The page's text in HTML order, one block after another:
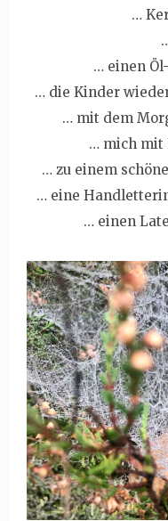
…
… einen
… die Kinder
… mit dem
… mich mit
… zu einem
… eine
… einen